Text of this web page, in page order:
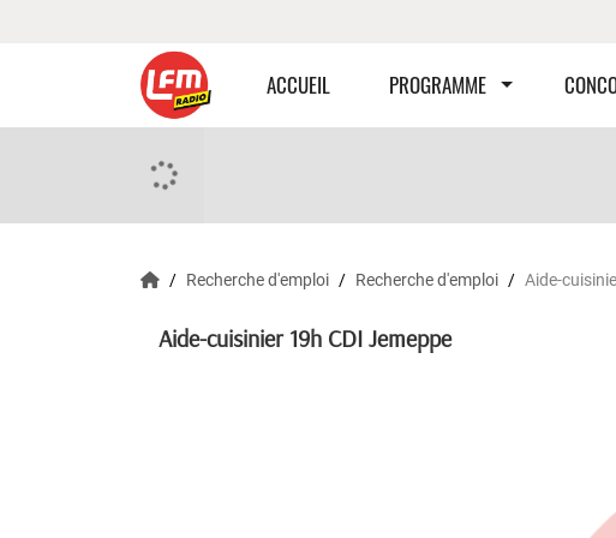
ACCUEIL PROGRAMME
Recherche d'emploi Recherche d'emploi Aide-
Aide-cuisinier 19h CDI Jemeppe